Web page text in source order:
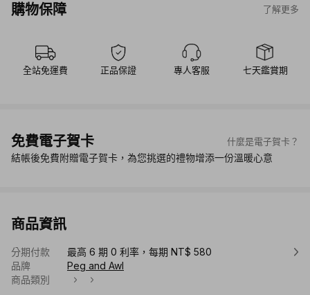
購物保障 了解更多
全站免運費 正品保證 專人客服 七天鑑賞期
免費電子賀卡 什麼是電子賀卡？
結帳後免費附贈電子賀卡，為您挑選的禮物增添一份溫暖心意
商品資訊
分期付款
最高 6 期 0 利率，每期 NT$ 580
品牌
Peg and Awl
商品類別